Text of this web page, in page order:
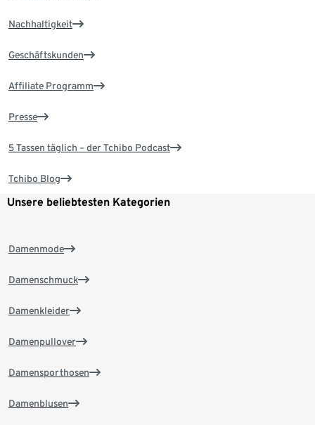
Nachhaltigkeit
Geschäftskunden
Affiliate Programm
Presse
5 Tassen täglich – der Tchibo Podcast
Tchibo Blog
Unsere beliebtesten Kategorien
Damenmode
Damenschmuck
Damenkleider
Damenpullover
Damensporthosen
Damenblusen